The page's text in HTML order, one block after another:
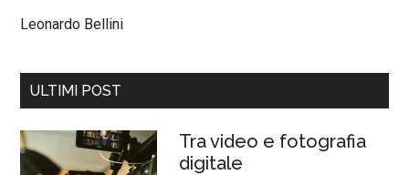
Leonardo Bellini
ULTIMI POST
Tra video e fotografia
digitale